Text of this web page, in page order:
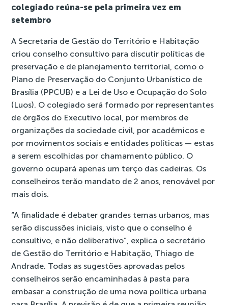
colegiado reúna-se pela primeira vez em
setembro
A Secretaria de Gestão do Território e Habitação
criou conselho consultivo para discutir políticas de
preservação e de planejamento territorial, como o
Plano de Preservação do Conjunto Urbanístico de
Brasília (PPCUB) e a Lei de Uso e Ocupação do Solo
(Luos). O colegiado será formado por representantes
de órgãos do Executivo local, por membros de
organizações da sociedade civil, por acadêmicos e
por movimentos sociais e entidades políticas — estas
a serem escolhidas por chamamento público. O
governo ocupará apenas um terço das cadeiras. Os
conselheiros terão mandato de 2 anos, renovável por
mais dois.
“A finalidade é debater grandes temas urbanos, mas
serão discussões iniciais, visto que o conselho é
consultivo, e não deliberativo”, explica o secretário
de Gestão do Território e Habitação, Thiago de
Andrade. Todas as sugestões aprovadas pelos
conselheiros serão encaminhadas à pasta para
embasar a construção de uma nova política urbana